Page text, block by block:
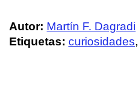
Autor: Martín F. Dagradi
Etiquetas: curiosidades,